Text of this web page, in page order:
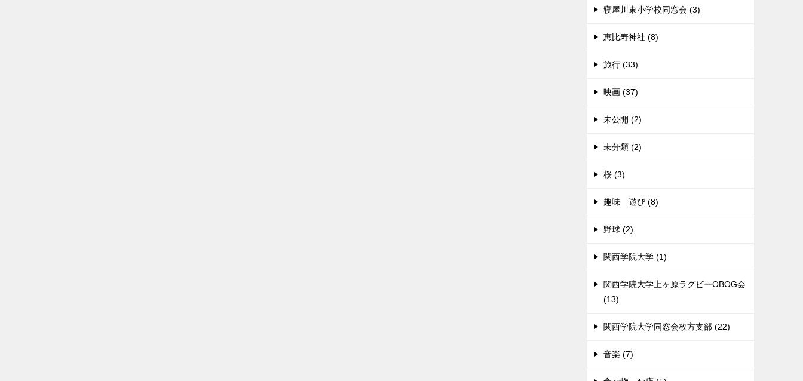
寝屋川東小学校同窓会 (3)
恵比寿神社 (8)
旅行 (33)
映画 (37)
未公開 (2)
未分類 (2)
桜 (3)
趣味 遊び (8)
野球 (2)
関西学院大学 (1)
関西学院大学上ヶ原ラグビーOBOG会
(13)
関西学院大学同窓会枚方支部 (22)
音楽 (7)